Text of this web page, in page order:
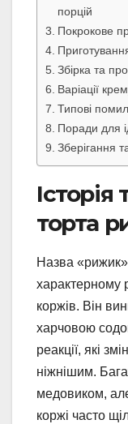
порцій
Покрокове
Збірка та
Варіації
Типові
Поради для
Зберігання
торта
Назва «рижик»
характерному
коржів. Він
харчовою
реакції, які
ніжнішим.
медовиком,
коржі часто